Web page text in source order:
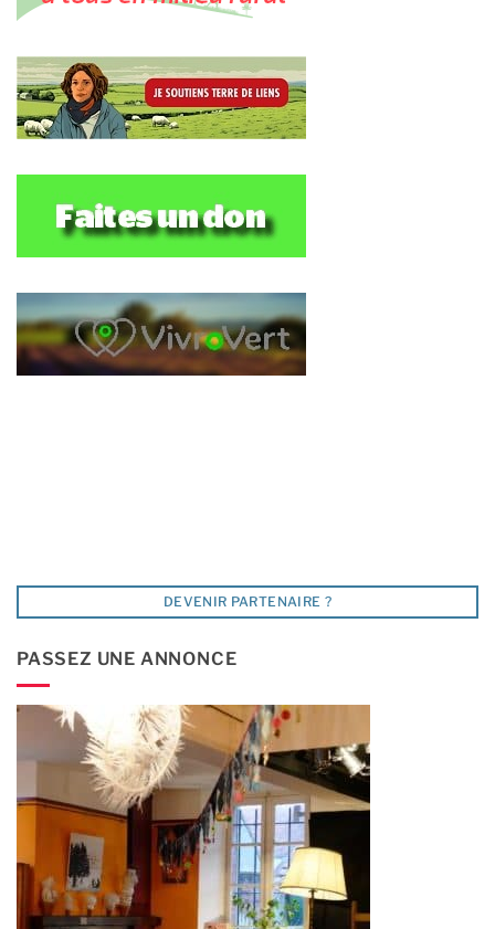
DEVENIR PARTENAIRE ?
PASSEZ UNE ANNONCE